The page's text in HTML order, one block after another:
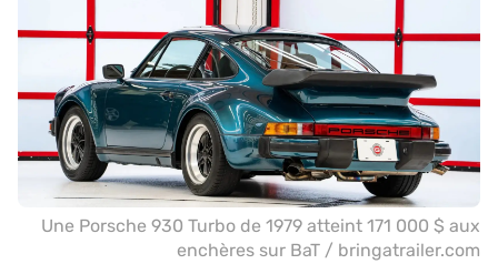
Une Porsche 930 Turbo de 1979 atteint 171 000 $ aux
enchères sur BaT / bringatrailer.com